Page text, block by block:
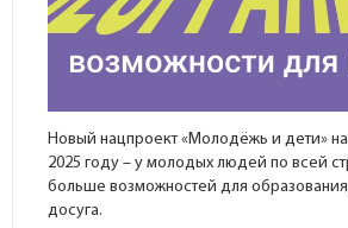
Новый нацпроект «Молодёжь и дети»
2025 году – у молодых людей по всей
больше возможностей для
досуга.